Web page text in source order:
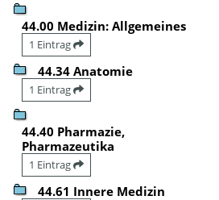
44.00 Medizin: Allgemeines
1 Eintrag
44.34 Anatomie
1 Eintrag
44.40 Pharmazie,
Pharmazeutika
1 Eintrag
44.61 Innere Medizin